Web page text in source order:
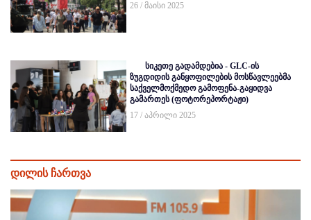
26 / მაისი 2025
სიკეთე გადამდებია - GLC-ის
ზუგდიდის განყოფილების მოსწავლეებმა
საქველმოქმედო გამოფენა-გაყიდვა
გამართეს (ფოტორეპორტაჟი)
17 / აპრილი 2025
დილის ჩართვა